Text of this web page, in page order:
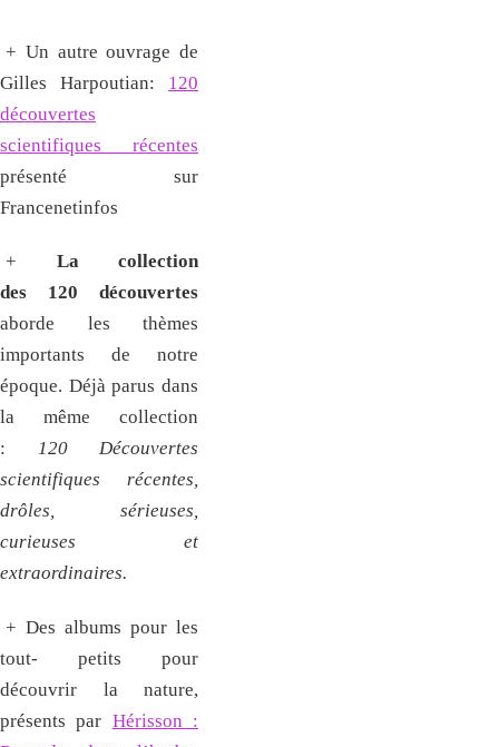
+ Un autre ouvrage de
Gilles Harpoutian: 120
découvertes
scientifiques récentes
présenté sur
Francenetinfos
+ Lacollection
des 120 découvertes
aborde les thèmes
importants de notre
époque. Déjà parus dans
la même collection
: 120Découvertes
scientifiques récentes,
drôles, sérieuses,
curieuses et
extraordinaires.
+ Des albums pour les
tout- petits pour
découvrir la nature,
présents par Hérisson :